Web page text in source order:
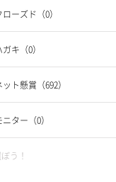
ローズド（0）
ガキ（0）
ット懸賞（692）
ニター（0）
う！